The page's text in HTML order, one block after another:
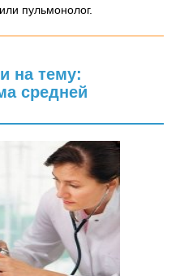
пульмонолог.
на тему:
средней